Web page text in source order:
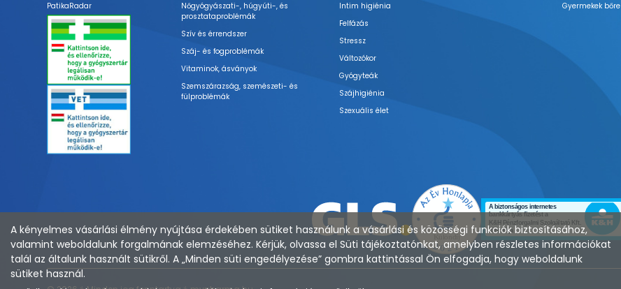
PatikaRadar
Nőgyógyászati-, húgyúti-, és
prosztataproblémák
Szív és érrendszer
Száj- és fogproblémák
Vitaminok, ásványok
Szemszárazság, szemészeti- és
fülproblémák
Intim higiénia
Felfázás
Stressz
Változókor
Gyógyteák
Szájhigiénia
Szexuális élet
Gyermekek bőre
A kényelmes vásárlási élmény nyújtása érdekében sütiket használunk a vásárlási és közösségi funkciók biztosításához,
valamint weboldalunk forgalmának elemzéséhez. Kérjük, olvassa el Süti tájékoztatónkat, amelyben részletes információkat
talál az általunk használt sütikről. A „Minden süti engedélyezése” gombra kattintással Ön elfogadja, hogy weboldalunk
sütiket használ.